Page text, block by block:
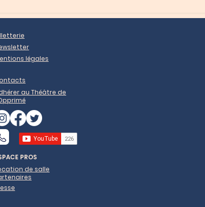
légales
au Théâtre de
PROS
de salle